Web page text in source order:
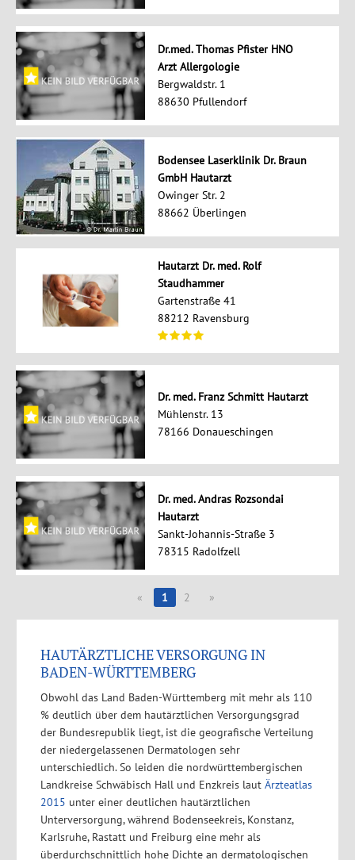
Dr.med. Thomas Pfister HNO
Arzt Allergologie
Bergwaldstr. 1
88630 Pfullendorf
Bodensee Laserklinik Dr. Braun
GmbH Hautarzt
Owinger Str. 2
88662 Überlingen
Hautarzt Dr. med. Rolf
Staudhammer
Gartenstraße 41
88212 Ravensburg
Dr. med. Franz Schmitt Hautarzt
Mühlenstr. 13
78166 Donaueschingen
Dr. med. Andras Rozsondai
Hautarzt
Sankt-Johannis-Straße 3
78315 Radolfzell
« 1 2 »
HAUTÄRZTLICHE VERSORGUNG IN
BADEN-WÜRTTEMBERG
Obwohl das Land Baden-Württemberg mit mehr als 110
% deutlich über dem hautärztlichen Versorgungsgrad
der Bundesrepublik liegt, ist die geografische Verteilung
der niedergelassenen Dermatologen sehr
unterschiedlich. So leiden die nordwürttembergischen
Landkreise Schwäbisch Hall und Enzkreis laut Ärzteatlas
2015 unter einer deutlichen hautärztlichen
Unterversorgung, während Bodenseekreis, Konstanz,
Karlsruhe, Rastatt und Freiburg eine mehr als
überdurchschnittlich hohe Dichte an dermatologischen